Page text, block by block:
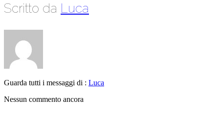
Scritto da Luca
Guarda tutti i messaggi di : Luca
Nessun commento ancora